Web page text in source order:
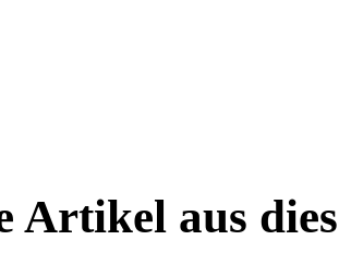
Artikel aus